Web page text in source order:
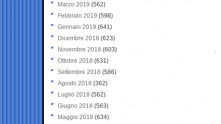
Marzo 2019 (562)
Febbraio 2019 (598)
Gennaio 2019 (641)
Dicembre 2018 (623)
Novembre 2018 (603)
Ottobre 2018 (631)
Settembre 2018 (586)
Agosto 2018 (362)
Luglio 2018 (562)
Giugno 2018 (563)
Maggio 2018 (634)